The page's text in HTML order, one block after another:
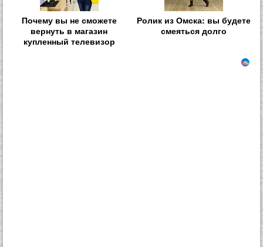
Почему вы не сможете
вернуть в магазин
купленный телевизор
Ролик из Омска: вы будете
смеяться долго